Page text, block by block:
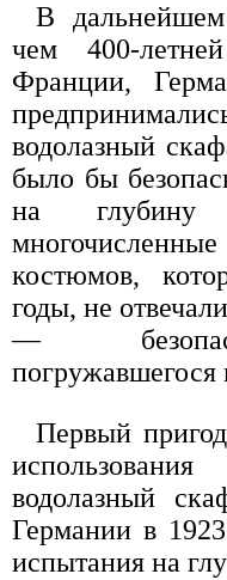
В
чем 400-
Франции,
водолазный
было бы
на
костюмов,
годы, не
—
погружавшегося
Первый
водолазный
Германии в
испытания на